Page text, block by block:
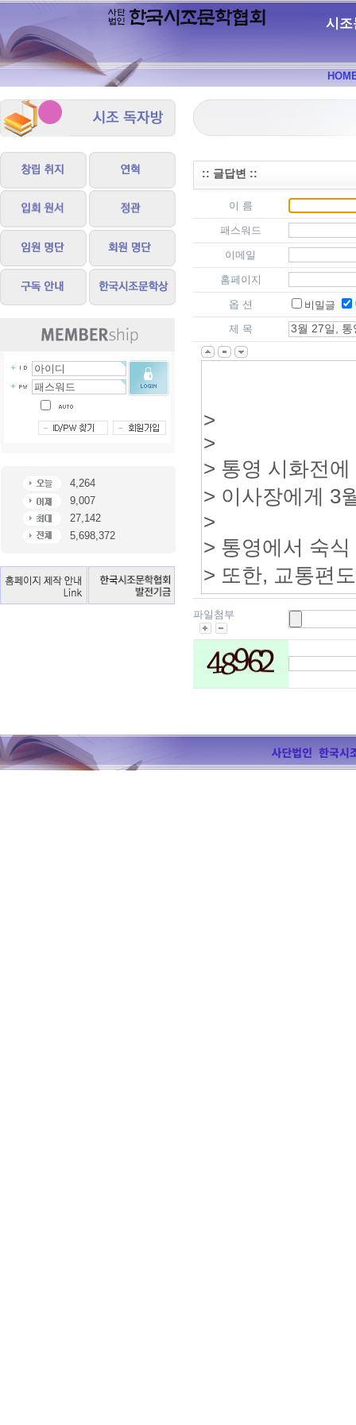
시조
4,264
9,007
27,142
5,698,372
:: 글답변 ::
이 름
패스워드
이메일
홈페이지
옵 션 비밀글
제 목
파일첨부